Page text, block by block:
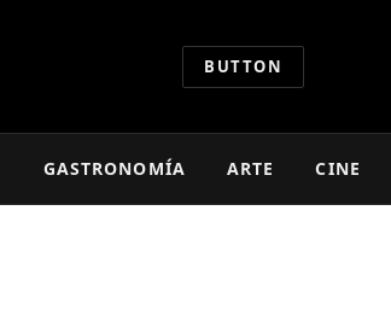
BUTTON
GASTRONOMÍA ARTE CINE